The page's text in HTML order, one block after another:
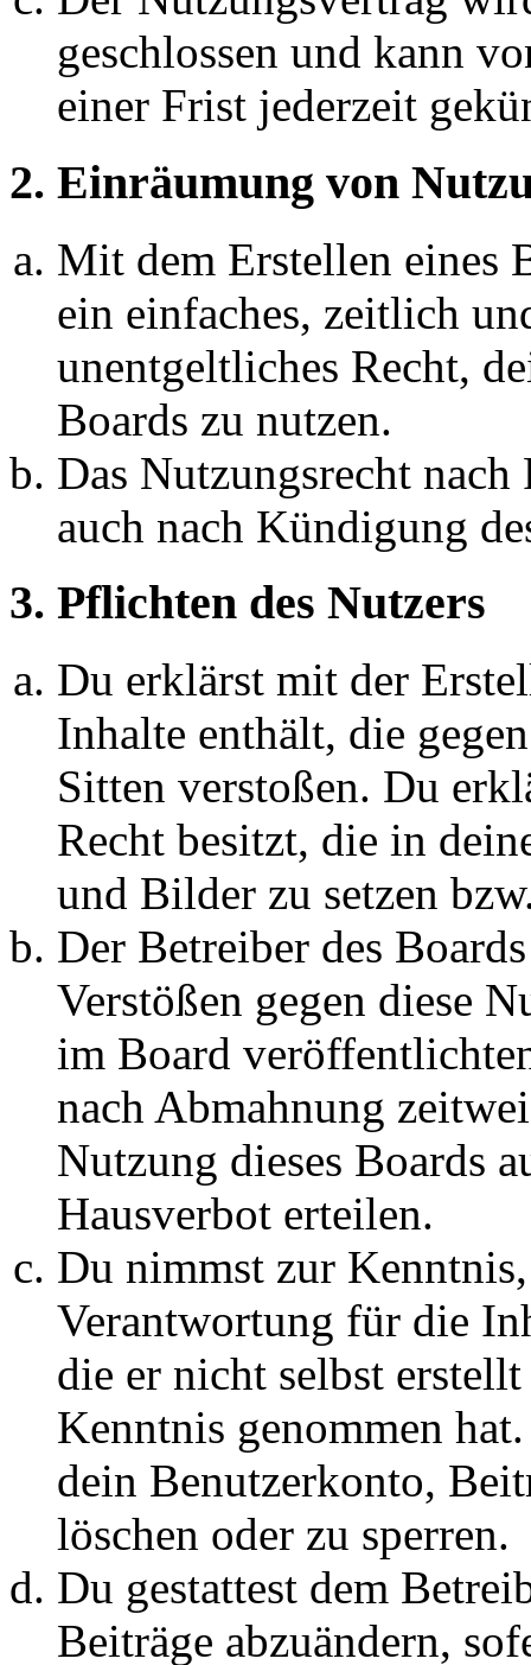
geschlossen und kann
einer Frist jederzeit
2. Einräumung von
Mit dem Erstellen eines
ein einfaches, zeitlich
unentgeltliches Recht,
Boards zu nutzen.
Das Nutzungsrecht
auch nach Kündigung
3. Pflichten des Nutzers
Du erklärst mit der
Inhalte enthält, die
Sitten verstoßen. Du
Recht besitzt, die in
und Bilder zu setzen
Der Betreiber des
Verstößen gegen diese
im Board
nach Abmahnung
Nutzung dieses Boards
Hausverbot erteilen.
Du nimmst zur
Verantwortung für die
die er nicht selbst
Kenntnis genommen
dein Benutzerkonto,
löschen oder zu sperren.
Du gestattest dem
Beiträge abzuändern,